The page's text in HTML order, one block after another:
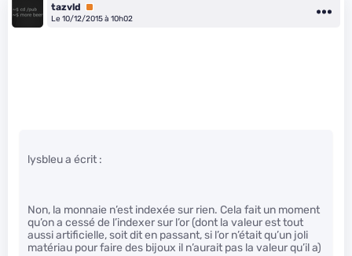
tazvld
Premium
Le 10/12/2015 à 10h02
lysbleu a écrit :
Non, la monnaie n’est indexée sur rien. Cela fait un moment
qu’on a cessé de l’indexer sur l’or (dont la valeur est tout
aussi artificielle, soit dit en passant, si l’or n’était qu’un joli
matériau pour faire des bijoux il n’aurait pas la valeur qu’il a)